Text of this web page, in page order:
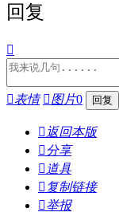
回复

表情 图片0
 返回本版
分享
 道具
 复制链接
举报